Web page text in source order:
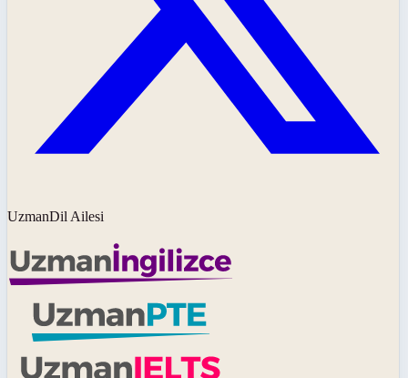
UzmanDil Ailesi